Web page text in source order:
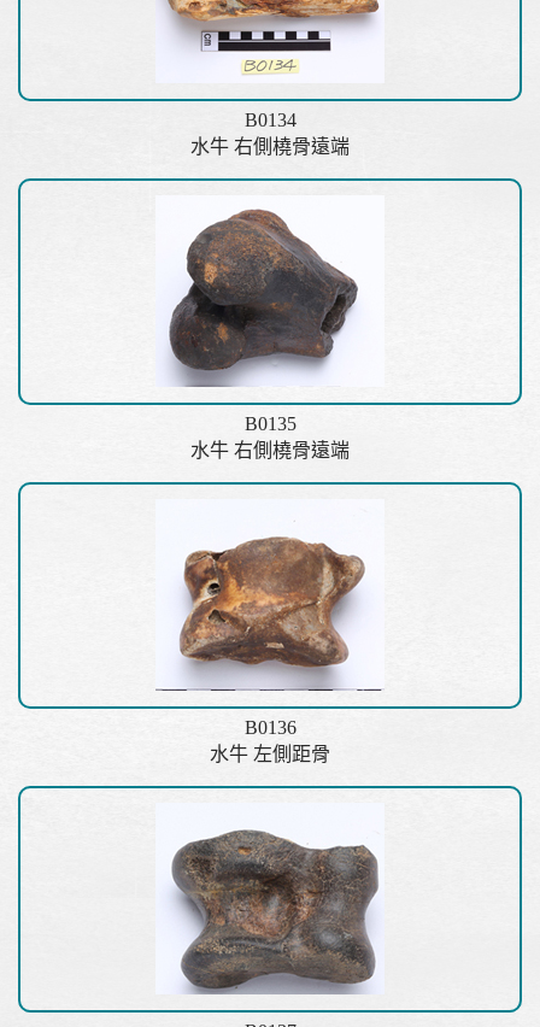
B0134
水牛 右側橈骨遠端
B0135
水牛 右側橈骨遠端
B0136
水牛 左側距骨